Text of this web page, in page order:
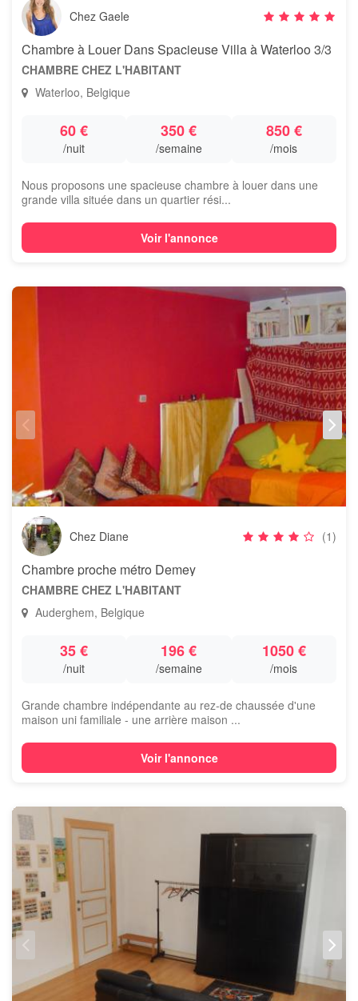
Chez Gaele
Chambre à Louer Dans Spacieuse Villa à Waterloo 3/3
CHAMBRE CHEZ L'HABITANT
Waterloo, Belgique
60 €
/nuit
350 €
/semaine
850 €
/mois
Nous proposons une spacieuse chambre à louer dans une
grande villa située dans un quartier rési...
Voir l'annonce
Chez Diane (1)
Chambre proche métro Demey
CHAMBRE CHEZ L'HABITANT
Auderghem, Belgique
35 €
/nuit
196 €
/semaine
1050 €
/mois
Grande chambre indépendante au rez-de chaussée d'une
maison uni familiale - une arrière maison ...
Voir l'annonce